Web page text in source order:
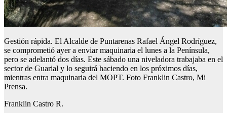
Gestión rápida. El Alcalde de Puntarenas Rafael Ángel Rodríguez,
se comprometió ayer a enviar maquinaria el lunes a la Península,
pero se adelantó dos días. Este sábado una niveladora trabajaba en el
sector de Guarial y lo seguirá haciendo en los próximos días,
mientras entra maquinaria del MOPT. Foto Franklin Castro, Mi
Prensa.
Franklin Castro R.